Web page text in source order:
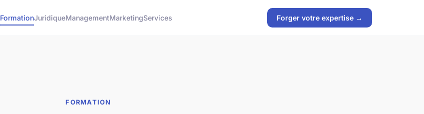
FormationJuridiqueManagementMarketingServices Forger votre expertise →
FORMATION